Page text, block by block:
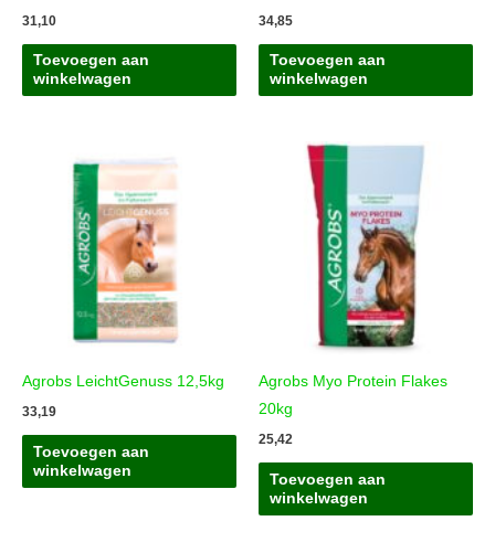
31,10
Toevoegen aan
winkelwagen
34,85
Toevoegen aan
winkelwagen
Agrobs LeichtGenuss 12,5kg
33,19
Toevoegen aan
winkelwagen
Agrobs Myo Protein Flakes
20kg
25,42
Toevoegen aan
winkelwagen